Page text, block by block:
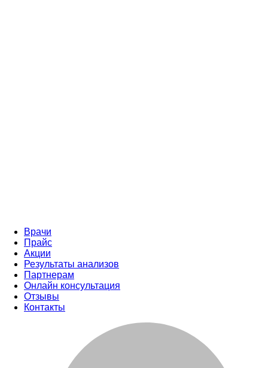
Врачи
Прайс
Акции
Результаты анализов
Партнерам
Онлайн консультация
Отзывы
Контакты